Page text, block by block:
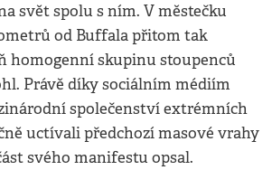
svět spolu s ním. V městečku
od Buffala přitom tak
homogenní skupinu stoupenců
Právě díky sociálním médiím
společenství extrémních
uctívali předchozí masové vrahy
svého manifestu opsal.